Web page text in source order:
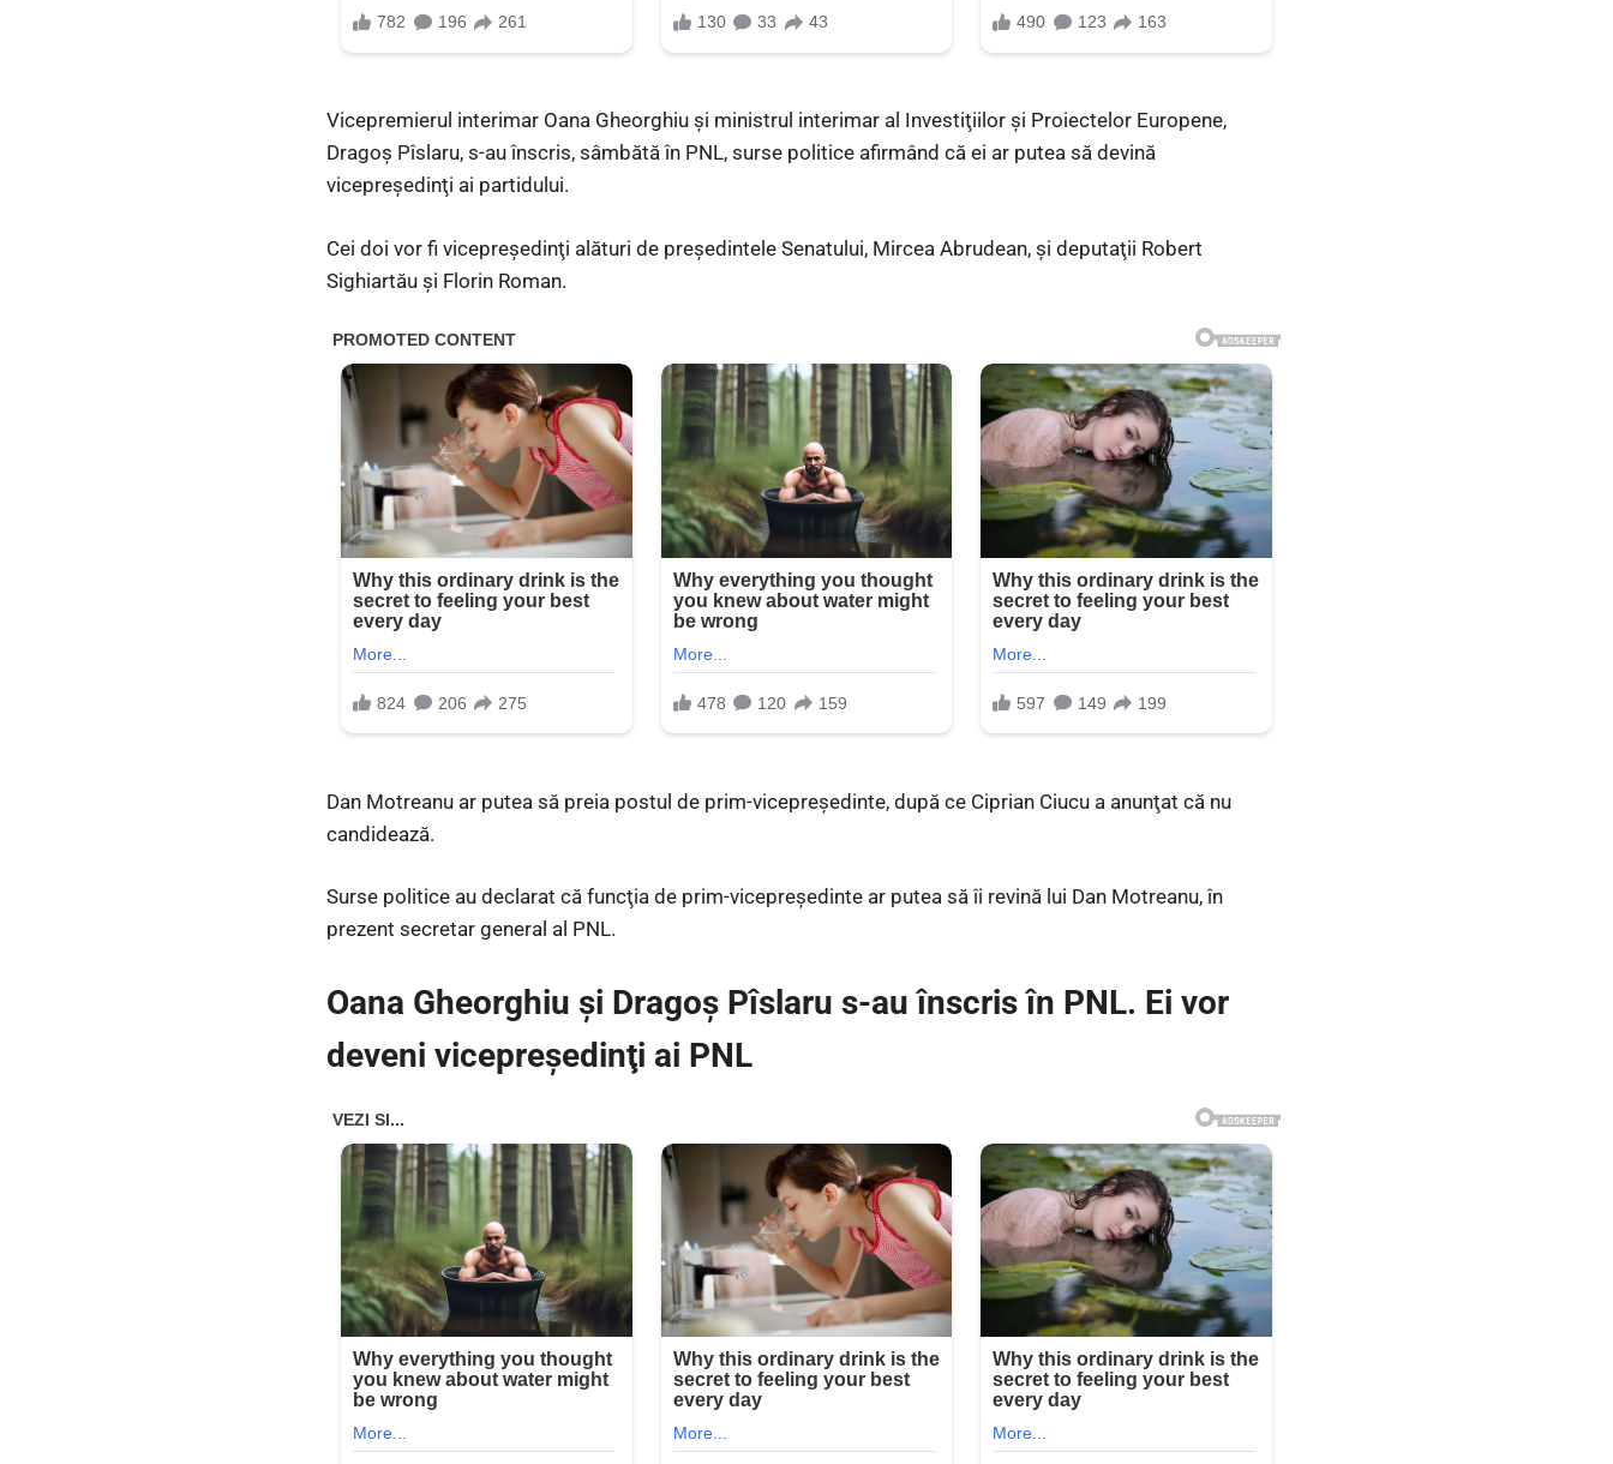
Vicepremierul interimar Oana Gheorghiu şi ministrul interimar al Investiţiilor şi Proiectelor Europene,
Dragoş Pîslaru, s-au înscris, sâmbătă în PNL, surse politice afirmând că ei ar putea să devină
vicepreşedinţi ai partidului.
Cei doi vor fi vicepreşedinţi alături de preşedintele Senatului, Mircea Abrudean, şi deputaţii Robert
Sighiartău şi Florin Roman.
Dan Motreanu ar putea să preia postul de prim-vicepreşedinte, după ce Ciprian Ciucu a anunţat că nu
candidează.
Surse politice au declarat că funcţia de prim-vicepreşedinte ar putea să îi revină lui Dan Motreanu, în
prezent secretar general al PNL.
Oana Gheorghiu şi Dragoş Pîslaru s-au înscris în PNL. Ei vor
deveni vicepreşedinţi ai PNL